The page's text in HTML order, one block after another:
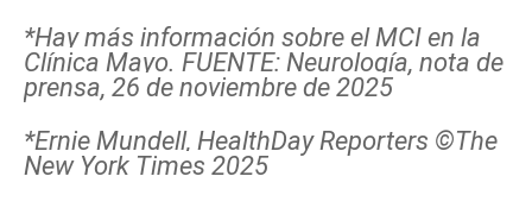
*Hay más información sobre el MCI en la
Clínica Mayo. FUENTE: Neurología, nota de
prensa, 26 de noviembre de 2025
*Ernie Mundell, HealthDay Reporters ©The
New York Times 2025